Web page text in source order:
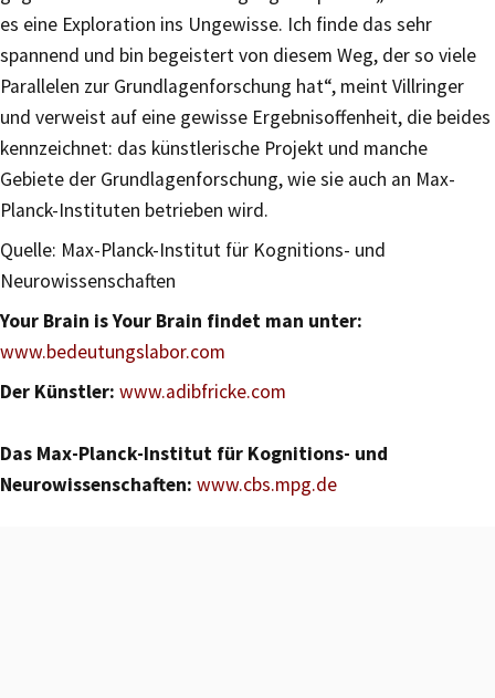
es eine Exploration ins Ungewisse. Ich finde das sehr
spannend und bin begeistert von diesem Weg, der so viele
Parallelen zur Grundlagenforschung hat“, meint Villringer
und verweist auf eine gewisse Ergebnisoffenheit, die beides
kennzeichnet: das künstlerische Projekt und manche
Gebiete der Grundlagenforschung, wie sie auch an Max-
Planck-Instituten betrieben wird.
Quelle: Max-Planck-Institut für Kognitions- und
Neurowissenschaften
Your Brain is Your Brain findet man unter:
www.bedeutungslabor.com
Der Künstler: www.adibfricke.com
Das Max-Planck-Institut für Kognitions- und
Neurowissenschaften: www.cbs.mpg.de